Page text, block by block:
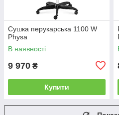
Сушка перукарська 1100 W
Physa
В наявності
9 970 ₴
Купити